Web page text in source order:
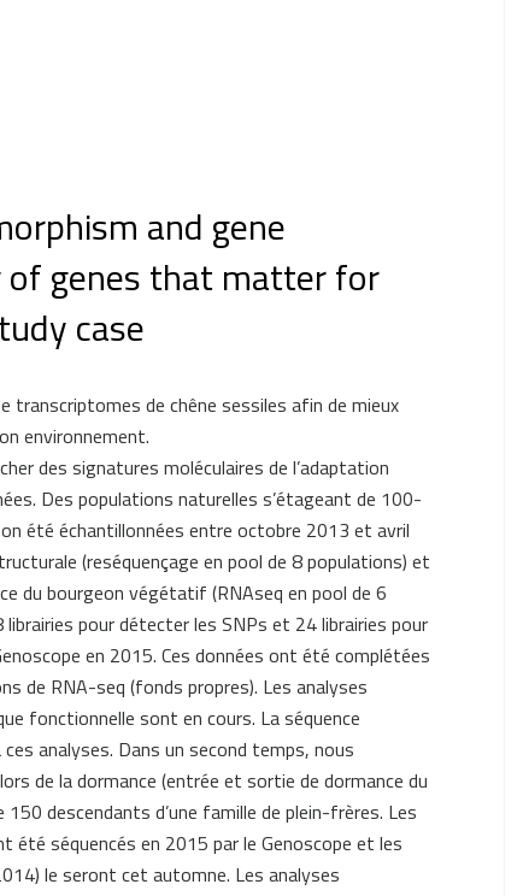
and gene
of genes that matter for
case
de chêne sessiles afin de mieux
environnement.
des signatures moléculaires de l’adaptation
Des populations naturelles s’étageant de 100-
été échantillonnées entre octobre 2013 et avril
(reséquençage en pool de 8 populations) et
du bourgeon végétatif (RNAseq en pool de 6
pour détecter les SNPs et 24 librairies pour
en 2015. Ces données ont été complétées
de RNA-seq (fonds propres). Les analyses
fonctionnelle sont en cours. La séquence
analyses. Dans un second temps, nous
de la dormance (entrée et sortie de dormance du
descendants d’une famille de plein-frères. Les
été séquencés en 2015 par le Genoscope et les
le seront cet automne. Les analyses